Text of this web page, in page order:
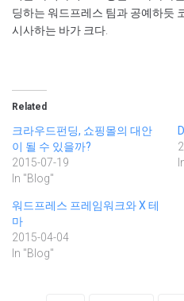
딩하는 워드프레스 팀과 공예하듯
시사하는 바가 크다.
Related
크라우드펀딩, 쇼핑몰의 대안
이 될 수 있을까?
2015-07-19
In "Blog"
워드프레스 프레임워크와 X 테
마
2015-04-04
In "Blog"